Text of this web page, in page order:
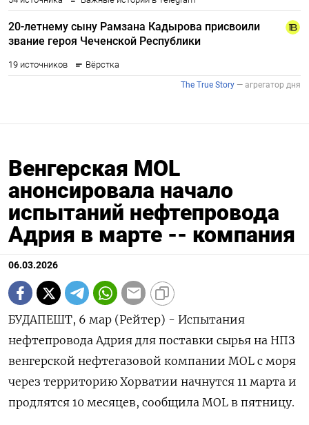
Венгерская MOL
анонсировала начало
испытаний нефтепровода
Адрия в марте -- компания
06.03.2026
БУДАПЕШТ, 6 мар (Рейтер) - Испытания
нефтепровода Адрия для поставки сырья на НПЗ
венгерской нефтегазовой компании MOL с моря
через территорию Хорватии начнутся 11 марта и
продлятся 10 месяцев, сообщила MOL в пятницу.